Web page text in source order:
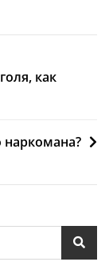
как
наркомана?